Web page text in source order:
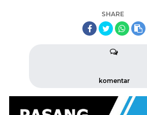
SHARE
komentar